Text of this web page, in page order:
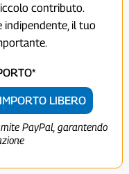
contributo.
il tuo
IMPORTO LIBERO
PayPal, garantendo